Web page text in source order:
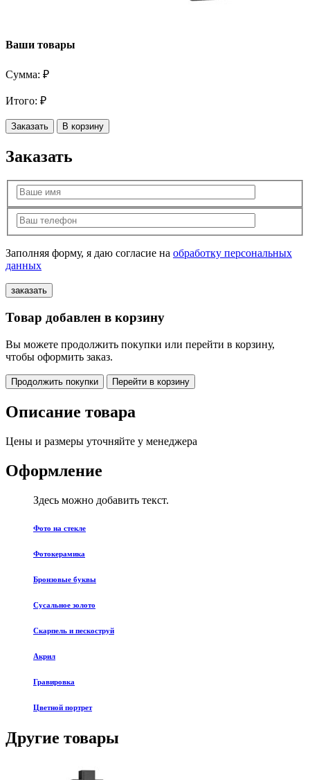
Ваши товары
Сумма: ₽
Итого: ₽
Заказать В корзину
Заказать
Заполняя форму, я даю согласие на обработку персональных
данных
Товар добавлен в корзину
Вы можете продолжить покупки или перейти в корзину,
чтобы оформить заказ.
Продолжить покупки Перейти в корзину
Описание товара
Цены и размеры уточняйте у менеджера
Оформление
Здесь можно добавить текст.
Фото на стекле
Фотокерамика
Бронзовые буквы
Сусальное золото
Скарпель и пескоструй
Акрил
Гравировка
Цветной портрет
Другие товары